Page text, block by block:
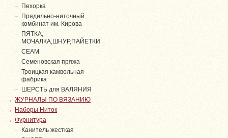
Пехорка
Прядильно-ниточный
комбинат им. Кирова
ПЯТКА,
МОЧАЛКА,ШНУР,ПАЙЕТКИ
СЕАМ
Семеновская пряжа
Троицкая камвольная
фабрика
ШЕРСТЬ для ВАЛЯНИЯ
ЖУРНАЛЫ ПО ВЯЗАНИЮ
Наборы Ниток
Фурнитура
Канитель жесткая